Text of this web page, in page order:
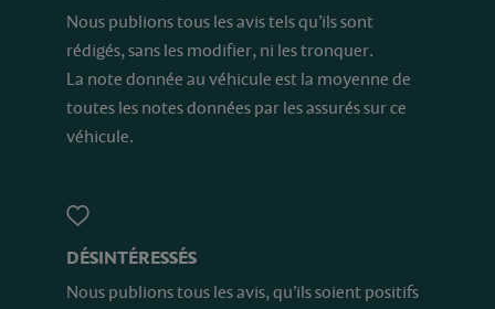
Nous publions tous les avis tels qu’ils sont
rédigés, sans les modifier, ni les tronquer.
La note donnée au véhicule est la moyenne de
toutes les notes données par les assurés sur ce
véhicule.
DÉSINTÉRESSÉS
Nous publions tous les avis, qu’ils soient positifs